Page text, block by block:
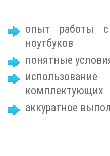
опыт работы
ноутбуков
понятные
комплектующих
аккуратное